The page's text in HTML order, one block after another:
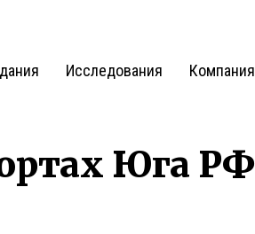
Исследования Компания
Юга РФ